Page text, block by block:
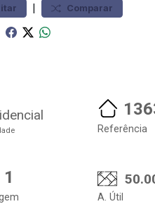
| Comparar
Referência
1
A. Útil